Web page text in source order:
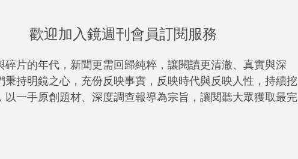
歡迎加入鏡週刊會員訂閱服務
碎片的年代，新聞更需回歸純粹，讓閱讀更清澈、真實與深
秉持明鏡之心，充份反映事實，反映時代與反映人性，持續挖
以一手原創題材、深度調查報導為宗旨，讓閱聽大眾獲取最完